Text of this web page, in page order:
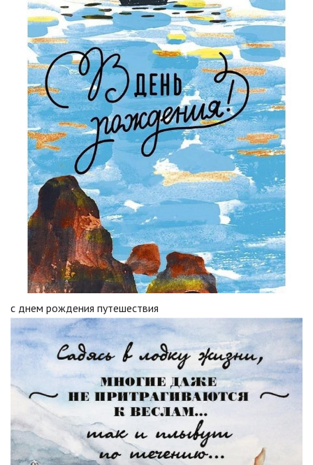
с днем рождения путешествия